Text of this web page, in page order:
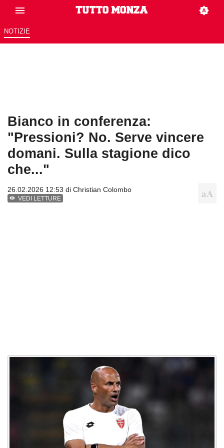
NOTIZIE
Bianco in conferenza:
"Pressioni? No. Serve vincere
domani. Sulla stagione dico
che..."
26.02.2026 12:53 di Christian Colombo
VEDI LETTURE